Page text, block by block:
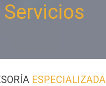
Servicios
ESPECIALIZADA